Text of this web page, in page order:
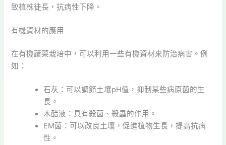
致植株徒長，抗病性下降。
有機資材的應用
在有機蔬菜栽培中，可以利用一些有機資材來防治病害。例
如：
石灰：可以調節土壤pH值，抑制某些病原菌的生
長。
木醋液：具有殺菌、殺蟲的作用。
EM菌：可以改良土壤，促進植物生長，提高抗病
性。